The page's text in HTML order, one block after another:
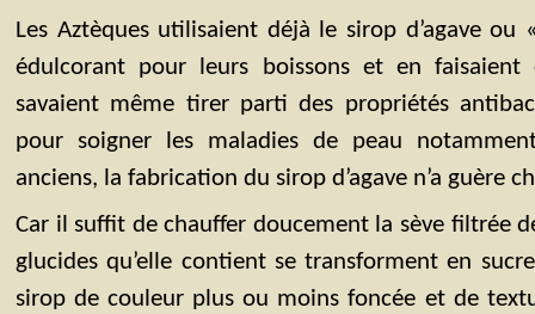
Les Aztèques utilisaient déjà le sirop d’agave ou
édulcorant pour leurs boissons et en faisaient
savaient même tirer parti des propriétés
pour soigner les maladies de peau
anciens, la fabrication du sirop d’agave n’a guère
Car il suffit de chauffer doucement la sève filtrée
glucides qu’elle contient se transforment en
sirop de couleur plus ou moins foncée et de